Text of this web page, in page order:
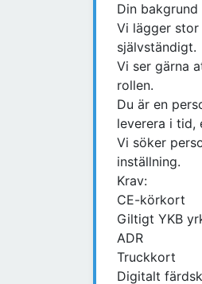
Din bakgrund
Vi lägger
självständigt.
Vi ser gärna
rollen.
Du är en
leverera i
Vi söker
inställning.
Krav:
CE-körkort
Giltigt YKB
ADR
Truckkort
Digitalt